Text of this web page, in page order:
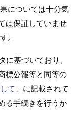
については十分気
は保証していませ
。
基づいており、
標公報等と同等の
て 」に記載されて
る手続きを行うか